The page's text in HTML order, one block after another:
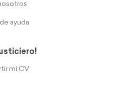
ayuda
mi CV